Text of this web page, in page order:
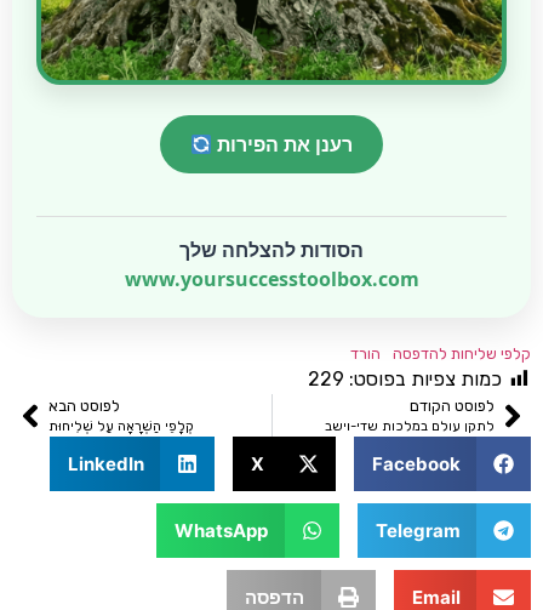
רענן את הפירות
הסודות להצלחה שלך
www.yoursuccesstoolbox.com
להדפסה הורד
צפיות בפוסט: 229
הקודם
עולם במלכות שדי-וישב
לפוסט הבא
קְלָפֵי הַשְׁרָאָה עַל שְׁלִיחוּת
Facebook
LinkedIn
Telegram
WhatsApp
Email הדפסה